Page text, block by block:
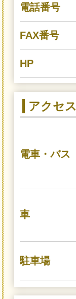
電話番号
FAX番号
HP
アクセス
電車・バス
車
駐車場